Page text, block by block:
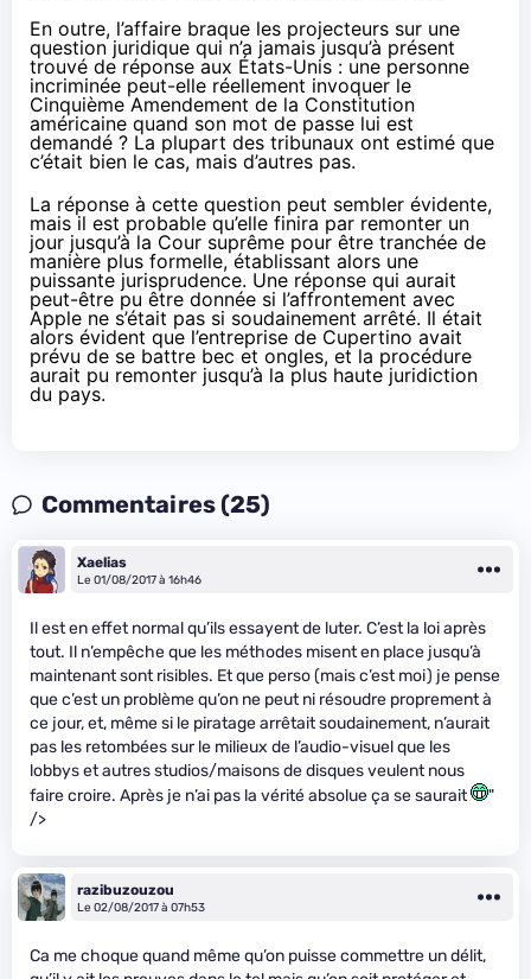
En outre, l’affaire braque les projecteurs sur une
question juridique qui n’a jamais jusqu’à présent
trouvé de réponse aux États-Unis : une personne
incriminée peut-elle réellement invoquer le
Cinquième Amendement de la Constitution
américaine quand son mot de passe lui est
demandé ? La plupart des tribunaux ont estimé que
c’était bien le cas, mais d’autres pas.
La réponse à cette question peut sembler évidente,
mais il est probable qu’elle finira par remonter un
jour jusqu’à la Cour suprême pour être tranchée de
manière plus formelle, établissant alors une
puissante jurisprudence. Une réponse qui aurait
peut-être pu être donnée si l’affrontement avec
Apple ne s’était pas si soudainement arrêté. Il était
alors évident que l’entreprise de Cupertino avait
prévu de se battre bec et ongles, et la procédure
aurait pu remonter jusqu’à la plus haute juridiction
du pays.
Commentaires (25)
Xaelias
Le 01/08/2017 à 16h46
Il est en effet normal qu’ils essayent de luter. C’est la loi après
tout. Il n’empêche que les méthodes misent en place jusqu’à
maintenant sont risibles. Et que perso (mais c’est moi) je pense
que c’est un problème qu’on ne peut ni résoudre proprement à
ce jour, et, même si le piratage arrêtait soudainement, n’aurait
pas les retombées sur le milieux de l’audio-visuel que les
lobbys et autres studios/maisons de disques veulent nous
faire croire. Après je n’ai pas la vérité absolue ça se saurait
"
/>
razibuzouzou
Le 02/08/2017 à 07h53
Ca me choque quand même qu’on puisse commettre un délit,